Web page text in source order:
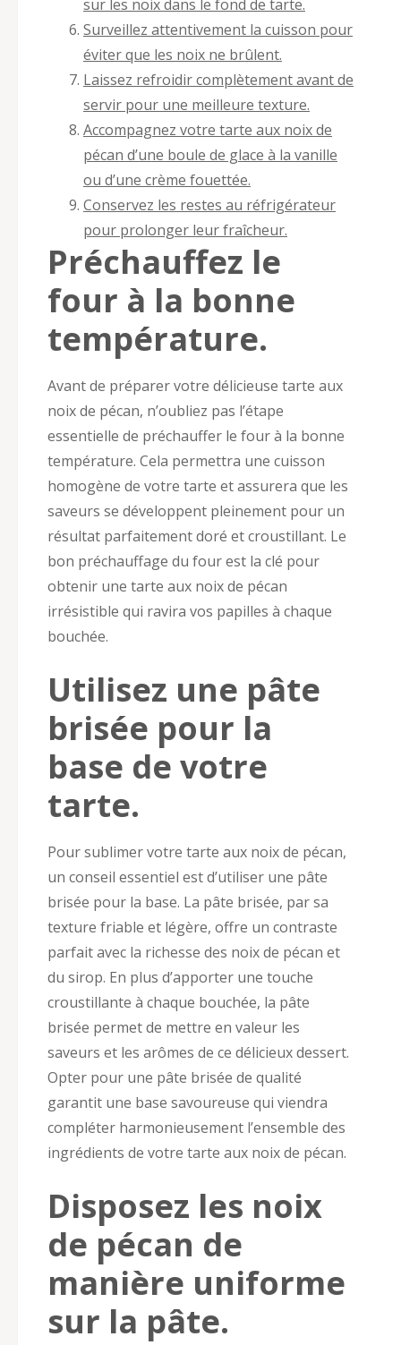
sur les noix dans le fond de tarte.
Surveillez attentivement la cuisson pour
éviter que les noix ne brûlent.
Laissez refroidir complètement avant de
servir pour une meilleure texture.
Accompagnez votre tarte aux noix de
pécan d’une boule de glace à la vanille
ou d’une crème fouettée.
Conservez les restes au réfrigérateur
pour prolonger leur fraîcheur.
Préchauffez le
four à la bonne
température.
Avant de préparer votre délicieuse tarte aux
noix de pécan, n’oubliez pas l’étape
essentielle de préchauffer le four à la bonne
température. Cela permettra une cuisson
homogène de votre tarte et assurera que les
saveurs se développent pleinement pour un
résultat parfaitement doré et croustillant. Le
bon préchauffage du four est la clé pour
obtenir une tarte aux noix de pécan
irrésistible qui ravira vos papilles à chaque
bouchée.
Utilisez une pâte
brisée pour la
base de votre
tarte.
Pour sublimer votre tarte aux noix de pécan,
un conseil essentiel est d’utiliser une pâte
brisée pour la base. La pâte brisée, par sa
texture friable et légère, offre un contraste
parfait avec la richesse des noix de pécan et
du sirop. En plus d’apporter une touche
croustillante à chaque bouchée, la pâte
brisée permet de mettre en valeur les
saveurs et les arômes de ce délicieux dessert.
Opter pour une pâte brisée de qualité
garantit une base savoureuse qui viendra
compléter harmonieusement l’ensemble des
ingrédients de votre tarte aux noix de pécan.
Disposez les noix
de pécan de
manière uniforme
sur la pâte.